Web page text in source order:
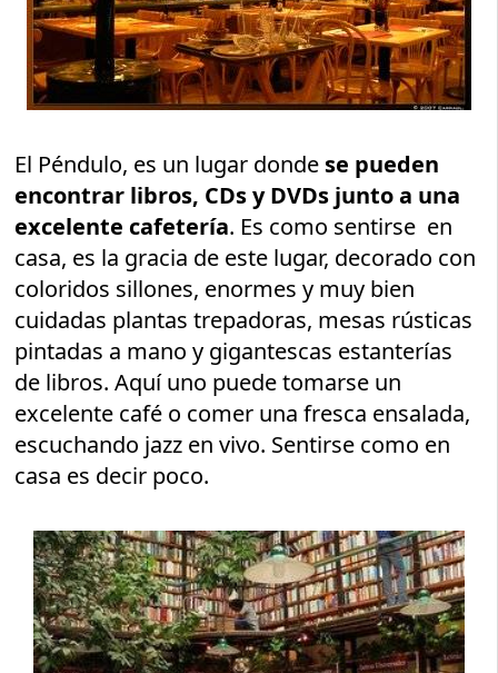
El Péndulo, es un lugar donde se pueden
encontrar libros, CDs y DVDs junto a una
excelente cafetería. Es como sentirse en
casa, es la gracia de este lugar, decorado con
coloridos sillones, enormes y muy bien
cuidadas plantas trepadoras, mesas rústicas
pintadas a mano y gigantescas estanterías
de libros. Aquí uno puede tomarse un
excelente café o comer una fresca ensalada,
escuchando jazz en vivo. Sentirse como en
casa es decir poco.